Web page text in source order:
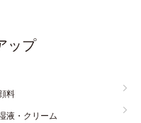
ップ
料
液・クリーム